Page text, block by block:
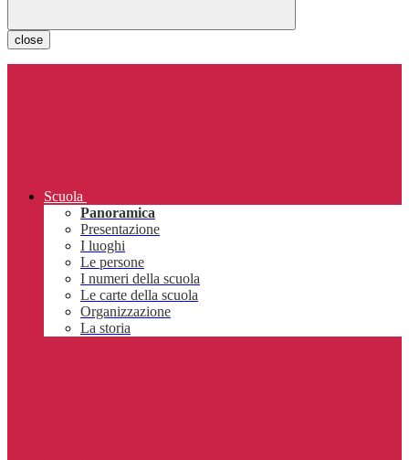
close
Scuola
Panoramica
Presentazione
I luoghi
Le persone
I numeri della scuola
Le carte della scuola
Organizzazione
La storia